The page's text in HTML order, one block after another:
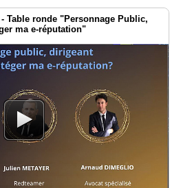
Table ronde "Personnage Public,
ma e-réputation"